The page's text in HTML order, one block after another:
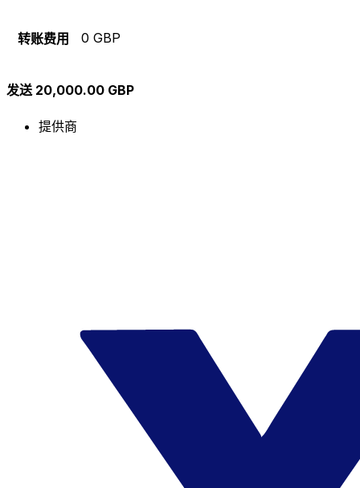
转账费用 0 GBP
发送 20,000.00 GBP
提供商